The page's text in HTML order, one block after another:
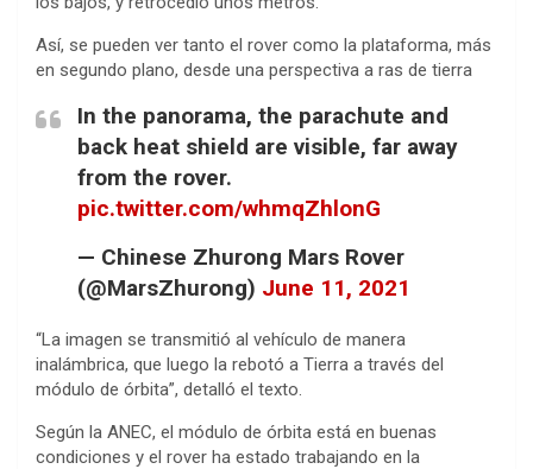
Así, se pueden ver tanto el rover como la plataforma, más
en segundo plano, desde una perspectiva a ras de tierra
In the panorama, the parachute and
back heat shield are visible, far away
from the rover.
pic.twitter.com/whmqZhlonG
— Chinese Zhurong Mars Rover
(@MarsZhurong) June 11, 2021
“La imagen se transmitió al vehículo de manera
inalámbrica, que luego la rebotó a Tierra a través del
módulo de órbita”, detalló el texto.
Según la ANEC, el módulo de órbita está en buenas
condiciones y el rover ha estado trabajando en la